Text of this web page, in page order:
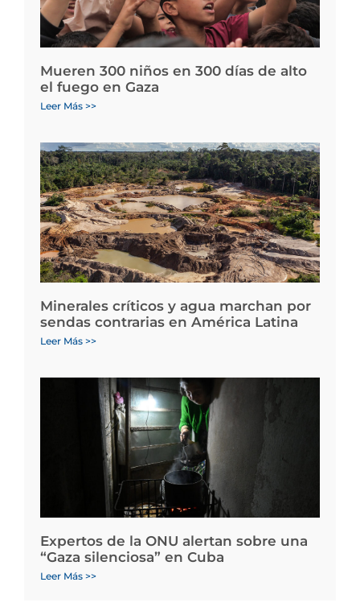
Mueren 300 niños en 300 días de alto
el fuego en Gaza
Leer Más >>
Minerales críticos y agua marchan por
sendas contrarias en América Latina
Leer Más >>
Expertos de la ONU alertan sobre una
“Gaza silenciosa” en Cuba
Leer Más >>